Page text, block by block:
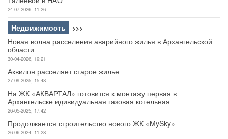
24-07-2026, 11:26
Недвижимость >>>
Новая волна расселения аварийного жилья в Архангельской
области
30-04-2026, 19:21
Аквилон расселяет старое жилье
27-09-2025, 15:48
На ЖК «АКВАРТАЛ» готовится к монтажу первая в
Архангельске идивидуальная газовая котельная
26-05-2025, 17:42
Продолжается строительство нового ЖК «MySky»
26-06-2024, 11:28